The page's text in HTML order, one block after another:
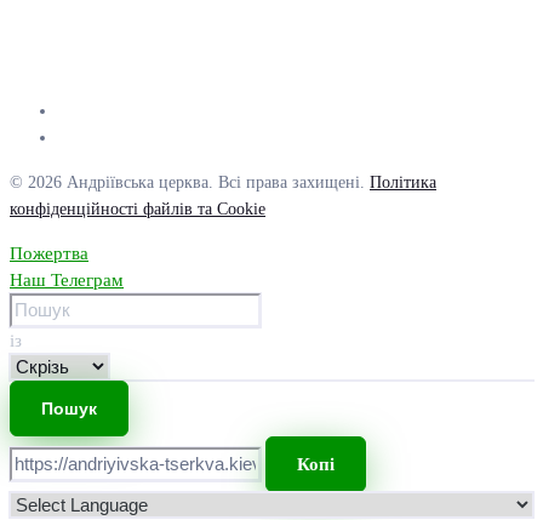
© 2026 Андріївська церква. Всі права захищені. Політика
конфіденційності файлів та Cookie
Пожертва
Наш Телеграм
із
Копі